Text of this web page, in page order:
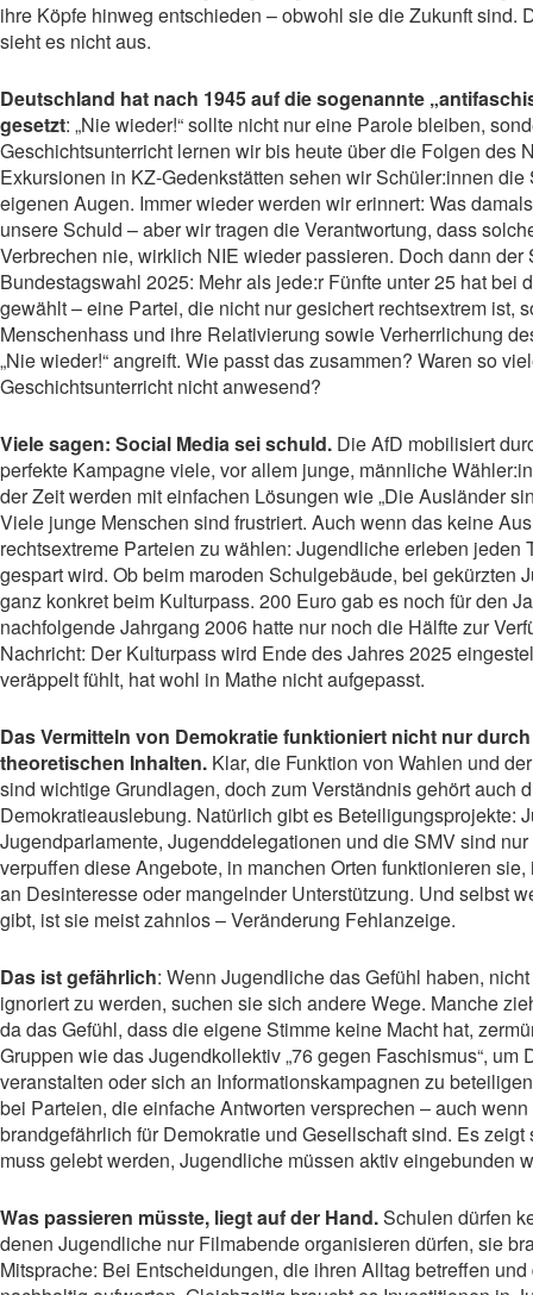
ihre Köpfe hinweg entschieden – obwohl sie die Zukunft sind.
sieht es nicht aus.
Deutschland hat nach 1945 auf die sogenannte
gesetzt: „Nie wieder!“ sollte nicht nur eine Parole bleiben,
Geschichtsunterricht lernen wir bis heute über die Folgen des
Exkursionen in KZ-Gedenkstätten sehen wir Schüler:innen die
eigenen Augen. Immer wieder werden wir erinnert: Was
unsere Schuld – aber wir tragen die Verantwortung, dass
Verbrechen nie, wirklich NIE wieder passieren. Doch dann der
Bundestagswahl 2025: Mehr als jede:r Fünfte unter 25 hat bei
gewählt – eine Partei, die nicht nur gesichert rechtsextrem ist,
Menschenhass und ihre Relativierung sowie Verherrlichung
„Nie wieder!“ angreift. Wie passt das zusammen? Waren so
Geschichtsunterricht nicht anwesend?
Viele sagen: Social Media sei schuld. Die AfD mobilisiert
perfekte Kampagne viele, vor allem junge, männliche
der Zeit werden mit einfachen Lösungen wie „Die Ausländer
Viele junge Menschen sind frustriert. Auch wenn das keine
rechtsextreme Parteien zu wählen: Jugendliche erleben jeden
gespart wird. Ob beim maroden Schulgebäude, bei gekürzten
ganz konkret beim Kulturpass. 200 Euro gab es noch für den
nachfolgende Jahrgang 2006 hatte nur noch die Hälfte zur
Nachricht: Der Kulturpass wird Ende des Jahres 2025
veräppelt fühlt, hat wohl in Mathe nicht aufgepasst.
Das Vermitteln von Demokratie funktioniert nicht nur
theoretischen Inhalten. Klar, die Funktion von Wahlen und
sind wichtige Grundlagen, doch zum Verständnis gehört auch
Demokratieauslebung. Natürlich gibt es Beteiligungsprojekte:
Jugendparlamente, Jugenddelegationen und die SMV sind
verpuffen diese Angebote, in manchen Orten funktionieren
an Desinteresse oder mangelnder Unterstützung. Und selbst
gibt, ist sie meist zahnlos – Veränderung Fehlanzeige.
Das ist gefährlich: Wenn Jugendliche das Gefühl haben,
ignoriert zu werden, suchen sie sich andere Wege. Manche
da das Gefühl, dass die eigene Stimme keine Macht hat,
Gruppen wie das Jugendkollektiv „76 gegen Faschismus“, um
veranstalten oder sich an Informationskampagnen zu
bei Parteien, die einfache Antworten versprechen – auch
brandgefährlich für Demokratie und Gesellschaft sind. Es
muss gelebt werden, Jugendliche müssen aktiv eingebunden
Was passieren müsste, liegt auf der Hand.Schulen dürfen
denen Jugendliche nur Filmabende organisieren dürfen, sie
Mitsprache: Bei Entscheidungen, die ihren Alltag betreffen